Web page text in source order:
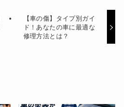
【車の傷】タイプ別ガイ
ド！あなたの車に最適な
修理方法とは？